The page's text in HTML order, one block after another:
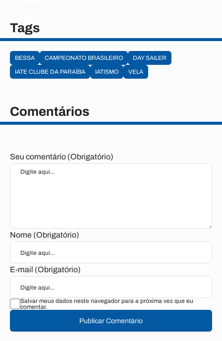
Tags
BESSA CAMPEONATO BRASILEIRO
DAY SAILER
IATE CLUBE DA PARAÍBA
IATISMO VELA
Comentários
Seu comentário (Obrigatório)
Nome (Obrigatório)
E-mail (Obrigatório)
Salvar meus dados neste navegador para a próxima vez que eu
comentar.
Publicar Comentário